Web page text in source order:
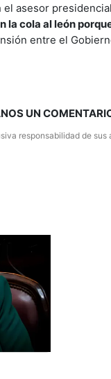
asesor presidencial
la cola al león
entre el
UN
responsabilidad de